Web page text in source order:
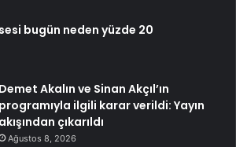
bugün neden yüzde 20
Demet Akalın ve Sinan Akçıl’ın
programıyla ilgili karar verildi: Yayın
akışından çıkarıldı
Ağustos 8, 2026